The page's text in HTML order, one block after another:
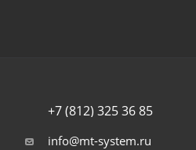
+7 (812) 325 36 85
info@mt-system.ru